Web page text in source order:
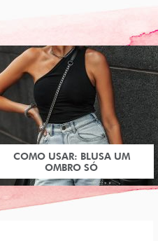
COMO USAR: BLUSA UM
OMBRO SÓ